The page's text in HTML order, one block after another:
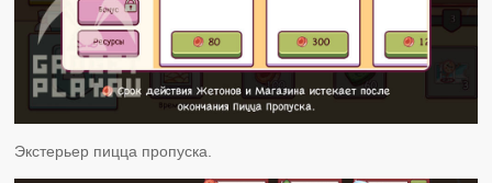
Экстерьер пицца пропуска.